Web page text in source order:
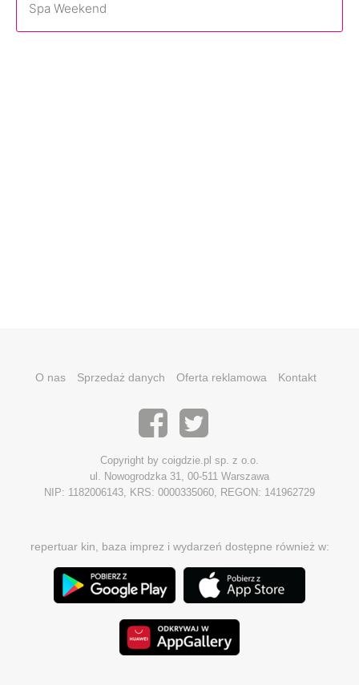
Spa Weekend
O nas Sprzedaż danych Oferta reklamowa Kontakt
Copyright by coigdzie.pl sp. z o.o.
ul. Nowogrodzka 31, 00-511 Warszawa
NIP: 1182006143, KRS: 0000335060, REGON: 141962729
repertuar kin, baza imprez i wydarzeń dostępne również w: